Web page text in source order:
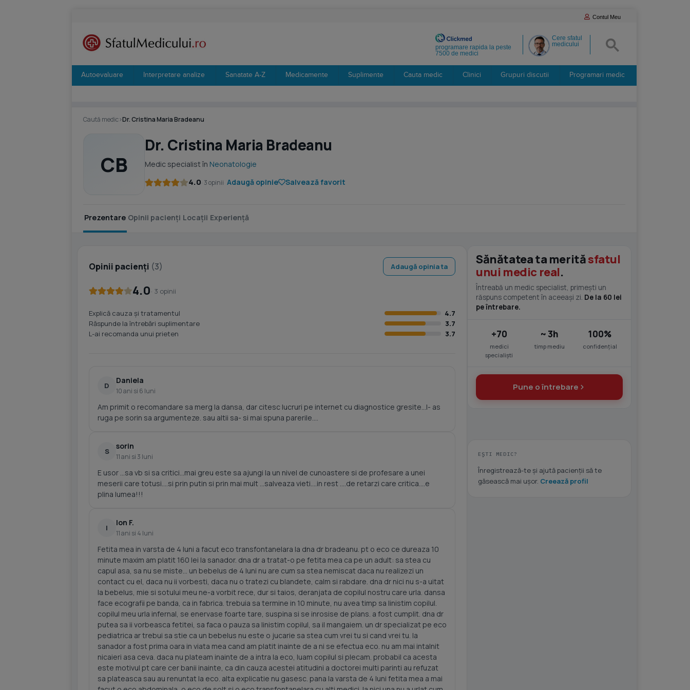
Contul Meu
Cere sfatul
medicului
programare rapida la peste
7500 de medici
Autoevaluare Interpretare analize Sanatate A-Z Medicamente Suplimente Cauta medic Clinici Grupuri discutii Programari medic
Caută medic›Dr. Cristina Maria Bradeanu
CB
Dr. Cristina Maria Bradeanu
Medic specialist în Neonatologie
4.0· 3 opinii Adaugă opinie Salvează favorit
Prezentare Opinii pacienți Locații Experiență
Opinii pacienți (3) Adaugă opinia ta
4.0· 3 opinii
Explică cauza și tratamentul
4.7
Răspunde la întrebări suplimentare
3.7
L-ai recomanda unui prieten
3.7
D
Daniela
10 ani si 6 luni
Am primit o recomandare sa merg la dansa, dar citesc lucruri pe internet cu diagnostice gresite...l- as
ruga pe sorin sa argumenteze. sau altii sa- si mai spuna parerile....
S
sorin
11 ani si 3 luni
E usor ...sa vb si sa critici...mai greu este sa ajungi la un nivel de cunoastere si de profesare a unei
meserii care totusi....si prin putin si prin mai mult ...salveaza vieti....in rest ....de retarzi care critica....e
plina lumea!!!
I
Ion F.
11 ani si 4 luni
Fetita mea in varsta de 4 luni a facut eco transfontanelara la dna dr bradeanu. pt o eco ce dureaza 10
minute maxim am platit 160 lei la sanador. dna dr a tratat-o pe fetita mea ca pe un adult: sa stea cu
capul asa, sa nu se miste... un bebelus de 4 luni nu are cum sa stea nemiscat daca nu realizezi un
contact cu el, daca nu ii vorbesti, daca nu o tratezi cu blandete, calm si rabdare. dna dr nici nu s-a uitat
la bebelus, mie si sotului meu ne-a vorbit rece, dur si taios, deranjata de copilul nostru care urla. dansa
face ecografii pe banda, ca in fabrica. trebuia sa termine in 10 minute, nu avea timp sa linistim copilul.
copilul meu urla infernal, se enervase foarte tare, suspina si se inrosise de plans. a fost cumplit. dna dr
putea sa ii vorbeasca fetitei, sa faca o pauza sa linistim copilul, sa il mangaiem. un dr specializat pe eco
pediatrica ar trebui sa stie ca un bebelus nu este o jucarie sa stea cum vrei tu si cand vrei tu. la
sanador a fost prima oara in viata mea cand am platit inainte de a ni se efectua eco. nu am mai intalnit
nicaieri asa ceva. daca nu plateam inainte de a intra la eco, luam copilul si plecam. probabil ca acesta
este motivul pt care cer banii inainte, ca din cauza acestei atitudini a doctorei multi parinti au refuzat
sa plateasca sau au renuntat la eco. alta explicatie nu gasesc. pana la varsta de 4 luni fetita mea a mai
Sănătatea ta merităsfatul
unui medic real.
Întreabă un medic specialist, primești un
răspuns competent în aceeași zi. De la 60 lei
pe întrebare.
+70
medici
specialiști
~ 3h
timp mediu
100%
confidențial
Pune o întrebare
EȘTI MEDIC?
Înregistrează-te și ajută pacienții să te
găsească mai ușor. Creează profil